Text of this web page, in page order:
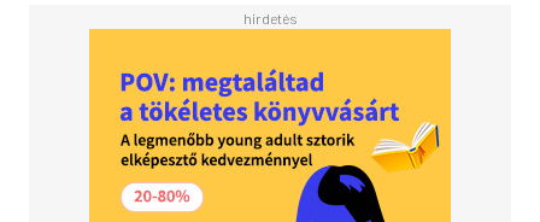
Olvasd el mások véleményét is!